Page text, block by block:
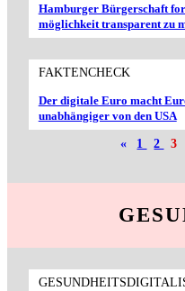
Hamburger Bürger­schaft
möglichkeit trans­parent zu
FAKTENCHECK
Der digitale Euro macht
unabhängiger von den USA
« 1 2 3